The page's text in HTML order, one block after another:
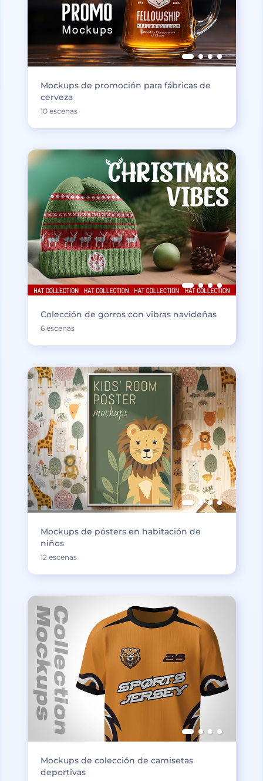
Mockups de promoción para fábricas de
cerveza
10 escenas
Colección de gorros con vibras navideñas
6 escenas
Mockups de pósters en habitación de
niños
12 escenas
Mockups de colección de camisetas
deportivas